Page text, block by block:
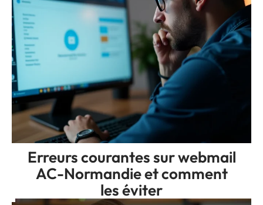
Erreurs courantes sur webmail
AC-Normandie et comment
les éviter